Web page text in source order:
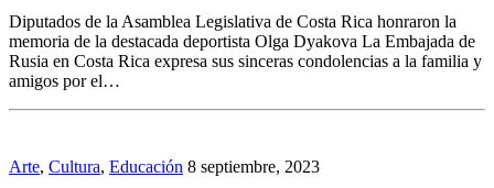
Diputados de la Asamblea Legislativa de Costa Rica honraron la
memoria de la destacada deportista Olga Dyakova La Embajada de
Rusia en Costa Rica expresa sus sinceras condolencias a la familia y
amigos por el…
Arte, Cultura, Educación 8 septiembre, 2023